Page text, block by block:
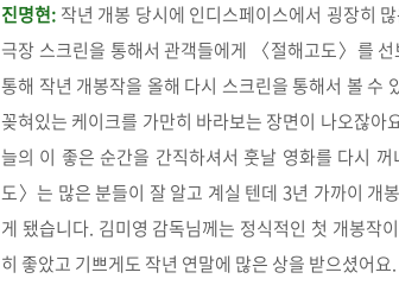
진명현: 작년 개봉 당시에 인디스페이스에서 굉장히
극장 스크린을 통해서 관객들에게 〈절해고도〉를
통해 작년 개봉작을 올해 다시 스크린을 통해서 볼 수
꽂혀있는 케이크를 가만히 바라보는 장면이 나오잖아
늘의 이 좋은 순간을 간직하셔서 훗날 영화를 다시
도〉는 많은 분들이 잘 알고 계실 텐데 3년 가까이 개
게 됐습니다. 김미영 감독님께는 정식적인 첫 개봉작
히 좋았고 기쁘게도 작년 연말에 많은 상을 받으셨어